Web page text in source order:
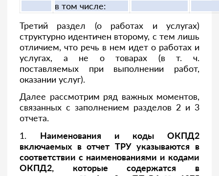
в том числе:
Третий раздел (о работах и услугах)
структурно идентичен второму, с тем лишь
отличием, что речь в нем идет о работах и
услугах, а не о товарах (в т. ч.
поставляемых при выполнении работ,
оказании услуг).
Далее рассмотрим ряд важных моментов,
связанных с заполнением разделов 2 и 3
отчета.
1. Наименования и коды ОКПД2
включаемых в отчет ТРУ указываются в
соответствии с наименованиями и кодами
ОКПД2, которые содержатся в